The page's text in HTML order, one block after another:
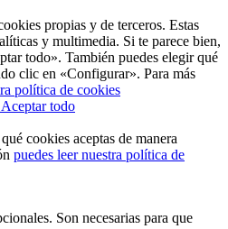
propias y de terceros. Estas
y multimedia. Si te parece bien,
todo». También puedes elegir qué
clic en «Configurar». Para más
política de cookies
Aceptar todo
cookies aceptas de manera
puedes leer nuestra política de
Son necesarias para que